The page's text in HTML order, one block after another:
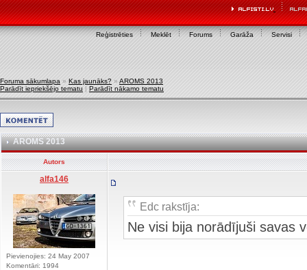
Reģistrēties Meklēt Forums Garāža Servisi
Foruma sākumlapa » Kas jaunāks? » AROMS 2013
Parādīt iepriekšējo tematu | Parādīt nākamo tematu
AROMS 2013
Autors
alfa146
Pievienojies: 24 May 2007
Komentāri: 1994
Edc rakstīja:
Ne visi bija norādījuši savas